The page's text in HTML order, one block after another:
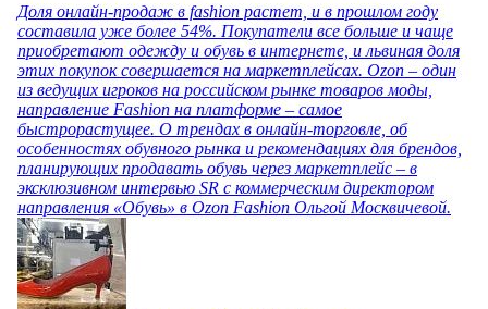
Доля онлайн-продаж в fashion растет, и в прошлом году
составила уже более 54%. Покупатели все больше и чаще
приобретают одежду и обувь в интернете, и львиная доля
этих покупок совершается на маркетплейсах. Ozon – один
из ведущих игроков на российском рынке товаров моды,
направление Fashion на платформе – самое
быстрорастущее. О трендах в онлайн-торговле, об
особенностях обувного рынка и рекомендациях для брендов,
планирующих продавать обувь через маркетплейс – в
эксклюзивном интервью SR с коммерческим директором
направления «Обувь» в Ozon Fashion Ольгой Москвичевой.